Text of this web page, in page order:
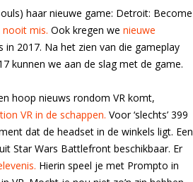
haar nieuwe game: Detroit: Become
mis. Ook kregen we nieuwe
2017. Na het zien van die gameplay
kunnen we aan de slag met de game.
hoop nieuws rondom VR komt,
VR in de schappen. Voor ‘slechts’ 399
dat de headset in de winkels ligt. Een
uit Star Wars Battlefront beschikbaar. Er
Hierin speel je met Prompto in